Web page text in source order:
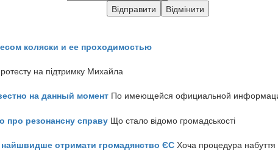
коляски и ее проходимостью
на підтримку Михайла
на данный момент По имеющейся официальной
про резонансну справу Що стало відомо громадськості
найшвидше отримати громадянство ЄС Хоча процедура набуття